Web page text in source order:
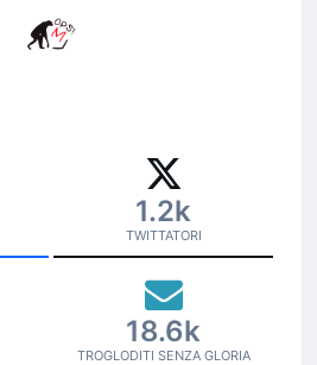
1.2k
TWITTATORI
18.6k
TROGLODITI SENZA GLORIA